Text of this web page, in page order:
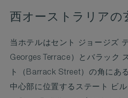
西オーストラリアの
当ホテルはセント ジョージズ
Georges Terrace）とバラック
ト（Barrack Street）の角にあ
中心部に位置するステート ビ